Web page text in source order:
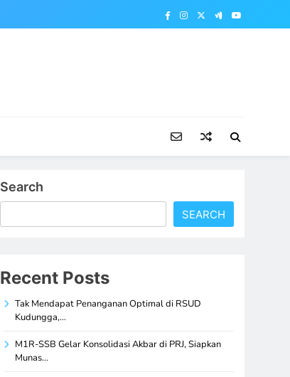
Search
SEARCH
Recent Posts
Tak Mendapat Penanganan Optimal di RSUD
Kudungga,…
M1R-SSB Gelar Konsolidasi Akbar di PRJ, Siapkan
Munas…